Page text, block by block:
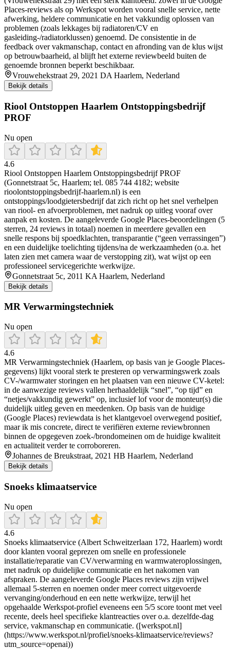
Places-reviews als op Werkspot worden vooral snelle service, nette
afwerking, heldere communicatie en het vakkundig oplossen van
problemen (zoals lekkages bij radiatoren/CV en
gasleiding-/radiatorklussen) genoemd. De consistentie in de
feedback over vakmanschap, contact en afronding van de klus wijst
op betrouwbaarheid, al blijft het externe reviewbeeld buiten de
genoemde bronnen beperkt beschikbaar.
Vrouwehekstraat 29, 2021 DA Haarlem, Nederland
Bekijk details
Riool Ontstoppen Haarlem Ontstoppingsbedrijf
PROF
Nu open
4.6
Riool Ontstoppen Haarlem Ontstoppingsbedrijf PROF
(Gonnetstraat 5c, Haarlem; tel. 085 744 4182; website
rioolontstoppingsbedrijf-haarlem.nl) is een
ontstoppings/loodgietersbedrijf dat zich richt op het snel verhelpen
van riool- en afvoerproblemen, met nadruk op uitleg vooraf over
aanpak en kosten. De aangeleverde Google Places-beoordelingen (5
sterren, 24 reviews in totaal) noemen in meerdere gevallen een
snelle respons bij spoedklachten, transparantie (“geen verrassingen”)
en een duidelijke toelichting tijdens/na de werkzaamheden (o.a. het
laten zien met camera waar de verstopping zit), wat wijst op een
professioneel servicegerichte werkwijze.
Gonnetstraat 5c, 2011 KA Haarlem, Nederland
Bekijk details
MR Verwarmingstechniek
Nu open
4.6
MR Verwarmingstechniek (Haarlem, op basis van je Google Places-
gegevens) lijkt vooral sterk te presteren op verwarmingswerk zoals
CV-/warmwater storingen en het plaatsen van een nieuwe CV-ketel:
in de aanwezige reviews vallen herhaaldelijk “snel”, “op tijd” en
“netjes/vakkundig gewerkt” op, inclusief lof voor de monteur(s) die
duidelijk uitleg geven en meedenken. Op basis van de huidige
(Google Places) reviewdata is het klantgevoel overwegend positief,
maar ik mis concrete, direct te verifiëren externe reviewbronnen
binnen de opgegeven zoek-/brondomeinen om de huidige kwaliteit
en actualiteit verder te corroboreren.
Johannes de Breukstraat, 2021 HB Haarlem, Nederland
Bekijk details
Snoeks klimaatservice
Nu open
4.6
Snoeks klimaatservice (Albert Schweitzerlaan 172, Haarlem) wordt
door klanten vooral geprezen om snelle en professionele
installatie/reparatie van CV/verwarming en warmwateroplossingen,
met nadruk op duidelijke communicatie en het nakomen van
afspraken. De aangeleverde Google Places reviews zijn vrijwel
allemaal 5-sterren en noemen onder meer correct uitgevoerde
vervanging/onderhoud en een nette werkwijze, terwijl het
opgehaalde Werkspot-profiel eveneens een 5/5 score toont met veel
recente, deels heel specifieke klantreacties over o.a. dezelfde-dag
service, vakmanschap en communicatie. ([werkspot.nl]
(https://www.werkspot.nl/profiel/snoeks-klimaatservice/reviews?
utm_source=openai))